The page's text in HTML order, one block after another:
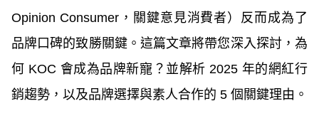
Opinion Consumer，關鍵意見消費者）反而成為了
品牌口碑的致勝關鍵。這篇文章將帶您深入探討，為
何 KOC 會成為品牌新寵？並解析 2025 年的網紅行
銷趨勢，以及品牌選擇與素人合作的 5 個關鍵理由。